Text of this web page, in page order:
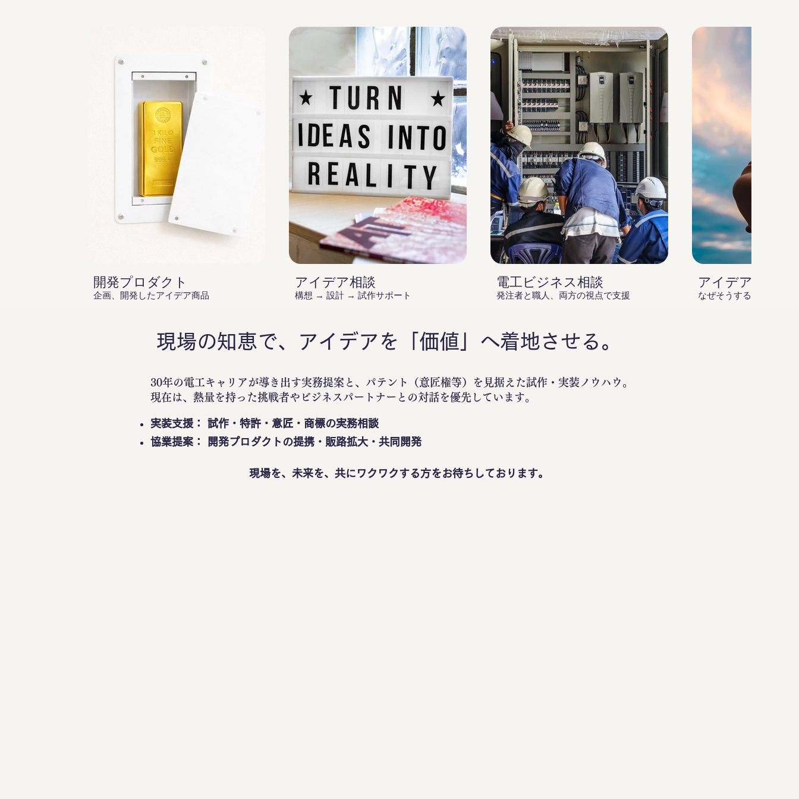
開発プロダクト
企画、開発したアイデア商品
アイデア相談
構想 → 設計 → 試作サポート
電工ビジネス相談
発注者と職人、両方の視点で支援
アイデア庵の思
なぜそうするのか？を伝
現場の知恵で、アイデアを「価値」へ着地させる。
30年の電工キャリアが導き出す実務提案と、パテント（意匠権等）を見据えた試作・実装ノウハウ。
現在は、熱量を持った挑戦者やビジネスパートナーとの対話を優先しています。
実装支援： 試作・特許・意匠・商標の実務相談
協業提案： 開発プロダクトの提携・販路拡大・共同開発
現場を、未来を、共にワクワクする方をお待ちしております。